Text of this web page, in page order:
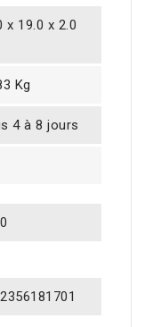
x 19.0 x 2.0
Kg
4 à 8 jours